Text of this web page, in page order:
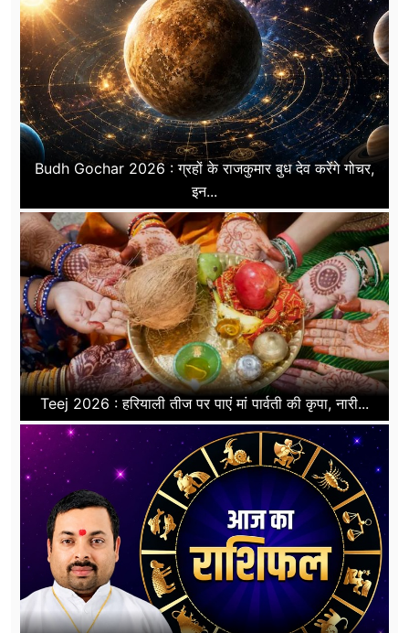
Budh Gochar 2026 : ग्रहों के राजकुमार बुध देव करेंगे गोचर,
इन...
Teej 2026 : हरियाली तीज पर पाएं मां पार्वती की कृपा, नारी...